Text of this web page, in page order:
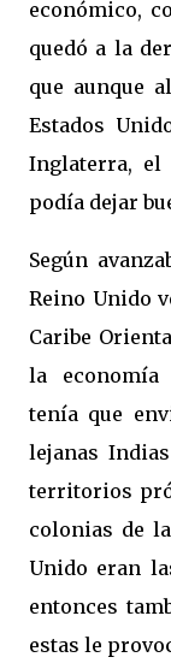
económico,
quedó a la
que aunque
Estados
Inglaterra, el
podía dejar
Según
Reino Unido
Caribe
la economía
tenía que
lejanas
territorios
colonias de
Unido eran
entonces
estas le